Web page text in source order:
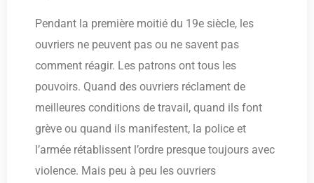
Pendant la première moitié du 19e siècle, les
ouvriers ne peuvent pas ou ne savent pas
comment réagir. Les patrons ont tous les
pouvoirs. Quand des ouvriers réclament de
meilleures conditions de travail, quand ils font
grève ou quand ils manifestent, la police et
l’armée rétablissent l’ordre presque toujours avec
violence. Mais peu à peu les ouvriers